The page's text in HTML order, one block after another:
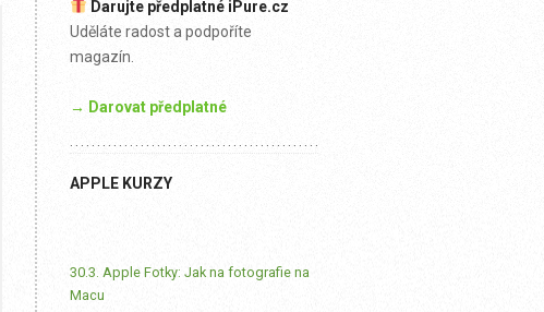
Darujte předplatné iPure.cz
Uděláte radost a podpoříte
magazín.
→ Darovat předplatné
APPLE KURZY
30.3. Apple Fotky: Jak na fotografie na
Macu